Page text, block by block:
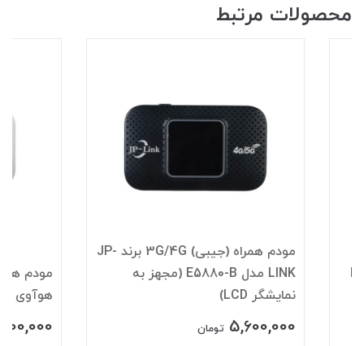
محصولات مرتبط
مودم همراه (جیبی) 3G/4G برند JP-
LINK مدل E5880-B (مجهز به
نمایشگر LCD)
5,600,000 تومان
هوآوی مدل E5785-320a
15,300,000